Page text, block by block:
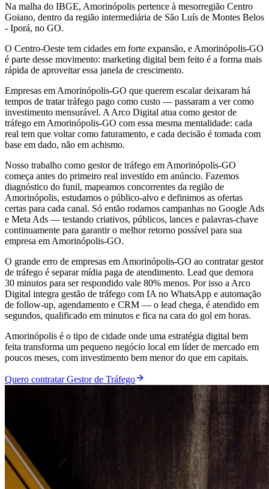
Na malha do IBGE, Amorinópolis pertence à mesorregião Centro
Goiano, dentro da região intermediária de São Luís de Montes Belos
- Iporá, no GO.
O Centro-Oeste tem cidades em forte expansão, e Amorinópolis-GO
é parte desse movimento: marketing digital bem feito é a forma mais
rápida de aproveitar essa janela de crescimento.
Empresas em Amorinópolis-GO que querem escalar deixaram há
tempos de tratar tráfego pago como custo — passaram a ver como
investimento mensurável. A Arco Digital atua como gestor de
tráfego em Amorinópolis-GO com essa mesma mentalidade: cada
real tem que voltar como faturamento, e cada decisão é tomada com
base em dado, não em achismo.
Nosso trabalho como gestor de tráfego em Amorinópolis-GO
começa antes do primeiro real investido em anúncio. Fazemos
diagnóstico do funil, mapeamos concorrentes da região de
Amorinópolis, estudamos o público-alvo e definimos as ofertas
certas para cada canal. Só então rodamos campanhas no Google Ads
e Meta Ads — testando criativos, públicos, lances e palavras-chave
continuamente para garantir o melhor retorno possível para sua
empresa em Amorinópolis-GO.
O grande erro de empresas em Amorinópolis-GO ao contratar gestor
de tráfego é separar mídia paga de atendimento. Lead que demora
30 minutos para ser respondido vale 80% menos. Por isso a Arco
Digital integra gestão de tráfego com IA no WhatsApp e automação
de follow-up, agendamento e CRM — o lead chega, é atendido em
segundos, qualificado em minutos e fica na cara do gol em horas.
Amorinópolis é o tipo de cidade onde uma estratégia digital bem
feita transforma um pequeno negócio local em líder de mercado em
poucos meses, com investimento bem menor do que em capitais.
Quero contratar Gestor de Tráfego